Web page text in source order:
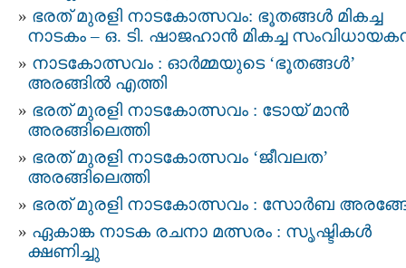
ഭരത് മുരളി നാടകോത്സവം: ഭൂതങ്ങൾ മികച്ച
നാടകം – ഒ. ടി. ഷാജഹാൻ മികച്ച
നാടകോത്സവം : ഓർമ്മയുടെ ‘ഭൂതങ്ങൾ’
അരങ്ങിൽ എത്തി
ഭരത് മുരളി നാടകോത്സവം : ടോയ്‌ മാൻ
അരങ്ങിലെത്തി
ഭരത് മുരളി നാടകോത്സവം ‘ജീവലത’
അരങ്ങിലെത്തി
ഭരത് മുരളി നാടകോത്സവം : സോർബ
ഏകാങ്ക നാടക രചനാ മത്സരം : സൃഷ്ടികൾ
ക്ഷണിച്ചു